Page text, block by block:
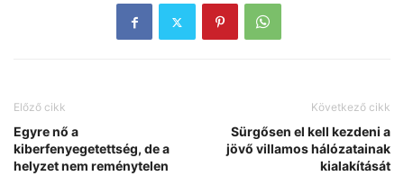
Előző cikk
Egyre nő a
kiberfenyegetettség, de a
helyzet nem reménytelen
Következő cikk
Sürgősen el kell kezdeni a
jövő villamos hálózatainak
kialakítását